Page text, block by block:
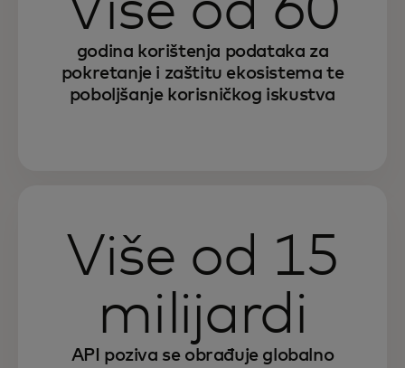
godina korištenja podataka za
pokretanje i zaštitu ekosistema te
poboljšanje korisničkog iskustva
Više od 15
milijardi
API poziva se obrađuje globalno